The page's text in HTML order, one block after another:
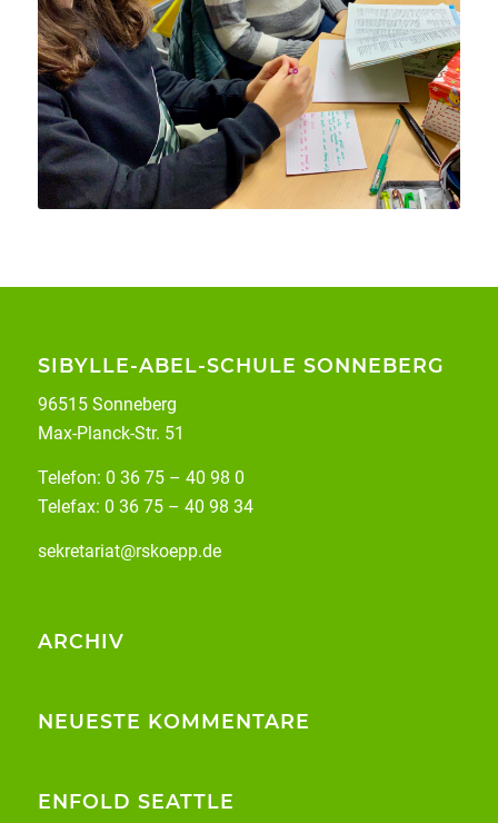
SIBYLLE-ABEL-SCHULE SONNEBERG
96515 Sonneberg
Max-Planck-Str. 51
Telefon: 0 36 75 – 40 98 0
Telefax: 0 36 75 – 40 98 34
sekretariat@rskoepp.de
ARCHIV
NEUESTE KOMMENTARE
ENFOLD SEATTLE